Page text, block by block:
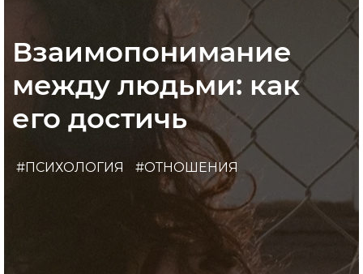
Взаимопонимание
между людьми: как
его достичь
#ПСИХОЛОГИЯ #ОТНОШЕНИЯ